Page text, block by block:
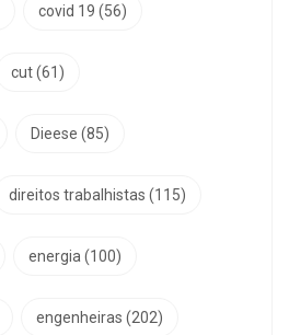
covid 19 (56)
cut(61)
Dieese (85)
direitos trabalhistas (115)
energia (100)
engenheiras (202)